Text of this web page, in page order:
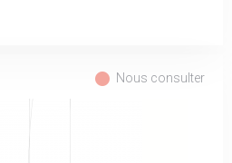
fiber_manual_record Nous consulter